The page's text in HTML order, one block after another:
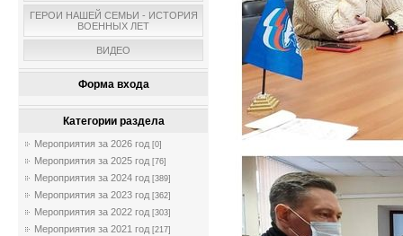
ГЕРОИ НАШЕЙ СЕМЬИ - ИСТОРИЯ
ВОЕННЫХ ЛЕТ
ВИДЕО
Форма входа
Категории раздела
Мероприятия за 2026 год [0]
Мероприятия за 2025 год [76]
Мероприятия за 2024 год [389]
Мероприятия за 2023 год [362]
Мероприятия за 2022 год [303]
Мероприятия за 2021 год [217]